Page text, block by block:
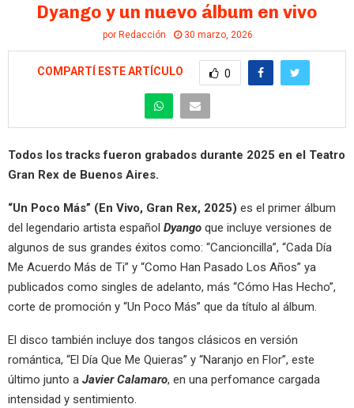
Dyango y un nuevo álbum en vivo
por Redacción 30 marzo, 2026
COMPARTÍ ESTE ARTÍCULO 0
Todos los tracks fueron grabados durante 2025 en el Teatro
Gran Rex de Buenos Aires.
“Un Poco Más” (En Vivo, Gran Rex, 2025) es el primer álbum
del legendario artista español Dyango que incluye versiones de
algunos de sus grandes éxitos como: “Cancioncilla”, “Cada Día
Me Acuerdo Más de Ti” y “Como Han Pasado Los Años” ya
publicados como singles de adelanto, más “Cómo Has Hecho”,
corte de promoción y “Un Poco Más” que da título al álbum.
El disco también incluye dos tangos clásicos en versión
romántica, “El Día Que Me Quieras” y “Naranjo en Flor”, este
último junto a Javier Calamaro, en una perfomance cargada
intensidad y sentimiento.